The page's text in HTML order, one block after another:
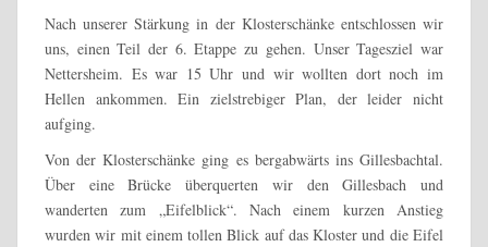
Nach unserer Stärkung in der Klosterschänke entschlossen wir
uns, einen Teil der 6. Etappe zu gehen. Unser Tagesziel war
Nettersheim. Es war 15 Uhr und wir wollten dort noch im
Hellen ankommen. Ein zielstrebiger Plan, der leider nicht
aufging.
Von der Klosterschänke ging es bergabwärts ins Gillesbachtal.
Über eine Brücke überquerten wir den Gillesbach und
wanderten zum „Eifelblick“. Nach einem kurzen Anstieg
wurden wir mit einem tollen Blick auf das Kloster und die Eifel